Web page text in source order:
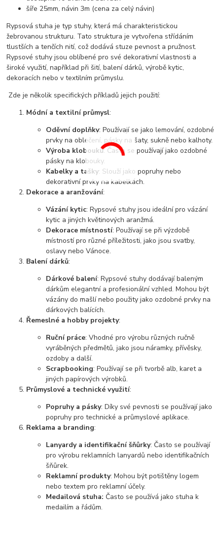
šíře 25mm, návin 3m (cena za celý návin)
Rypsová stuha je typ stuhy, která má charakteristickou
žebrovanou strukturu. Tato struktura je vytvořena střídáním
tlustších a tenčích nití, což dodává stuze pevnost a pružnost.
Rypsové stuhy jsou oblíbené pro své dekorativní vlastnosti a
široké využití, například při šití, balení dárků, výrobě kytic,
dekoracích nebo v textilním průmyslu.
Zde je několik specifických příkladů jejich použití:
Módní a textilní průmysl:
Oděvní doplňky: Používají se jako lemování, ozdobné
prvky na oblečení, pásky na šaty, sukně nebo kalhoty.
Výroba klobouků: Často se používají jako ozdobné
pásky na klobouky.
Kabelky a tašky: Slouží jako popruhy nebo
dekorativní prvky na kabelkách.
Dekorace a aranžování:
Vázání kytic: Rypsové stuhy jsou ideální pro vázání
kytic a jiných květinových aranžmá.
Dekorace místností: Používají se při výzdobě
místností pro různé příležitosti, jako jsou svatby,
oslavy nebo Vánoce.
Balení dárků:
Dárkové balení: Rypsové stuhy dodávají baleným
dárkům elegantní a profesionální vzhled. Mohou být
vázány do mašlí nebo použity jako ozdobné prvky na
dárkových balících.
Řemeslné a hobby projekty:
Ruční práce: Vhodné pro výrobu různých ručně
vyráběných předmětů, jako jsou náramky, přívěsky,
ozdoby a další.
Scrapbooking: Používají se při tvorbě alb, karet a
jiných papírových výrobků.
Průmyslové a technické využití:
Popruhy a pásky: Díky své pevnosti se používají jako
popruhy pro technické a průmyslové aplikace.
Reklama a branding:
Lanyardy a identifikační šňůrky: Často se používají
pro výrobu reklamních lanyardů nebo identifikačních
šňůrek.
Reklamní produkty: Mohou být potištěny logem
nebo textem pro reklamní účely.
Medailová stuha: Často se používá jako stuha k
medailím a řádům.